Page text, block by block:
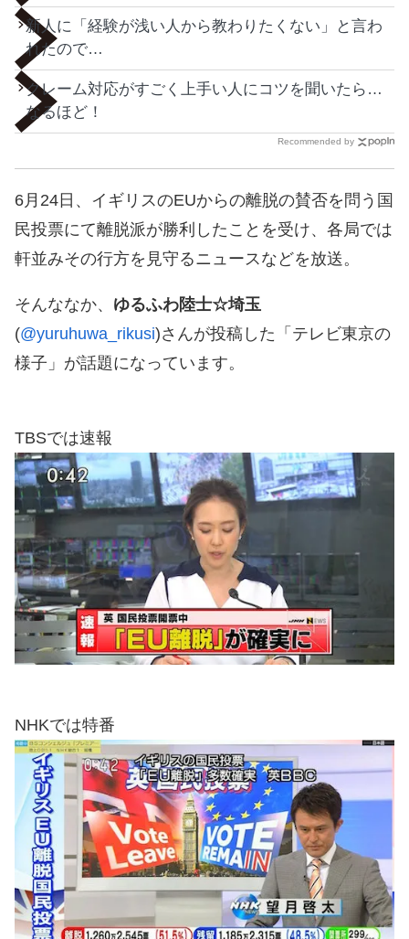
新人に「経験が浅い人から教わりたくない」と言わ
れたので…
クレーム対応がすごく上手い人にコツを聞いたら…
なるほど！
Recommended by
6月24日、イギリスのEUからの離脱の賛否を問う国
民投票にて離脱派が勝利したことを受け、各局では
軒並みその行方を見守るニュースなどを放送。
そんななか、 ゆるふわ陸士☆埼玉
(@yuruhuwa_rikusi)さんが投稿した「テレビ東京の
様子」が話題になっています。
TBSでは速報
NHKでは特番